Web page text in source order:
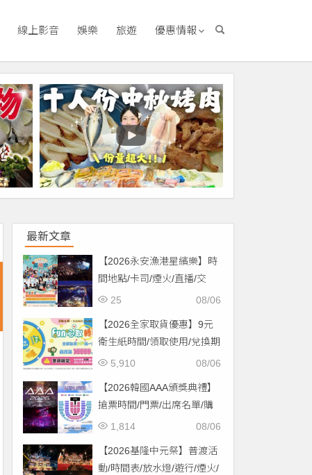
線上影音 娛樂 旅遊 優惠情報
最新文章
【2026永安漁港星繽樂】時
間地點/卡司/煙火/直播/交
通，免費入場！
08/06
25
【2026全家取貨優惠】9元
衛生紙時間/領取使用/兌換期
限一次看！
08/06
5,910
【2026韓國AAA頒獎典禮】
搶票時間/門票/出席名單/購
票一次看！
08/06
1,814
【2026基隆中元祭】普渡活
動/時間表/放水燈/遊行/煙火/